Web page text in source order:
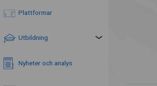
Plattformar
Utbildning
Nyheter och analys